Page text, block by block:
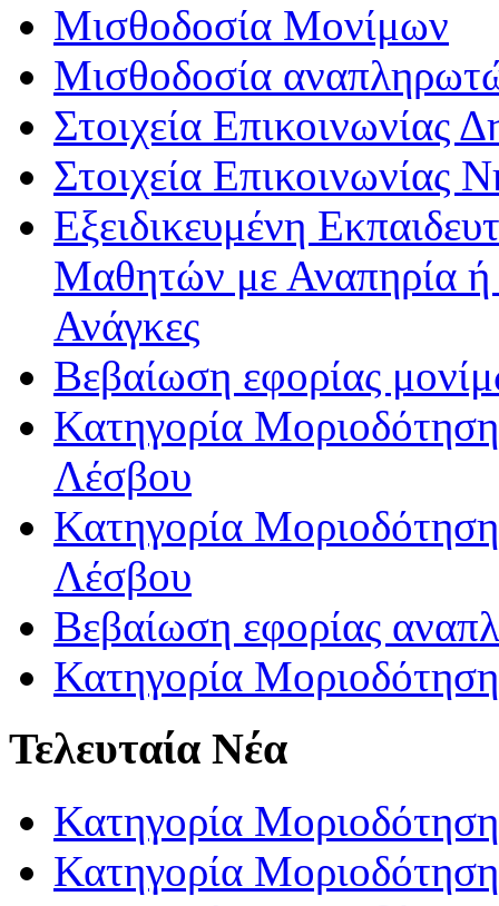
Μισθοδοσία Μονίμων
Μισθοδοσία
Στοιχεία Επικοινωνίας
Στοιχεία Επικοινωνίας
Εξειδικευμένη
Μαθητών με Αναπηρία ή /
Ανάγκες
Βεβαίωση εφορίας
Κατηγορία
Λέσβου
Κατηγορία
Λέσβου
Βεβαίωση εφορίας
Κατηγορία
Τελευταία Νέα
Κατηγορία
Κατηγορία